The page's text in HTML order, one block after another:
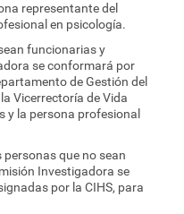
representante del
en psicología.
funcionarias y
se conformará por
de Gestión del
Vicerrectoría de Vida
y la persona profesional
que no sean
Investigadora se
por la CIHS, para